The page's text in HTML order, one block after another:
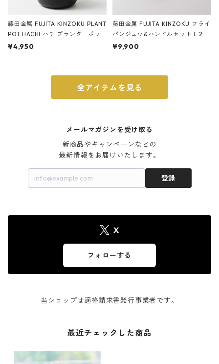
藤田金属 FUJITA KINZOKU PLANT
POT HACHI ハチ プランターポッ
ト 3号 ブラック
¥4,950
藤田金属 FUJITA KINZOKU フライ
パンジュウ&ハンドルセット L 24c
m ガス火・IH対応 鉄フライパン
¥9,900
全アイテムを見る
メールマガジンを受け取る
新商品やキャンペーンなどの
最新情報をお届けいたします。
登録
X
フォローする
当ショップは適格請求書発行事業者です。
最近チェックした商品